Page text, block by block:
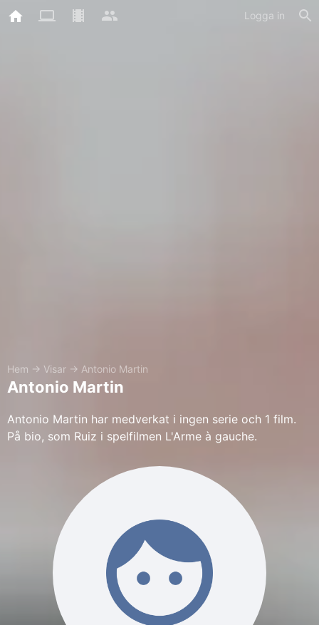
Logga in
Hem → Visar → Antonio Martin
Antonio Martin
Antonio Martin har medverkat i ingen serie och 1 film.
På bio, som Ruiz i spelfilmen L'Arme à gauche.